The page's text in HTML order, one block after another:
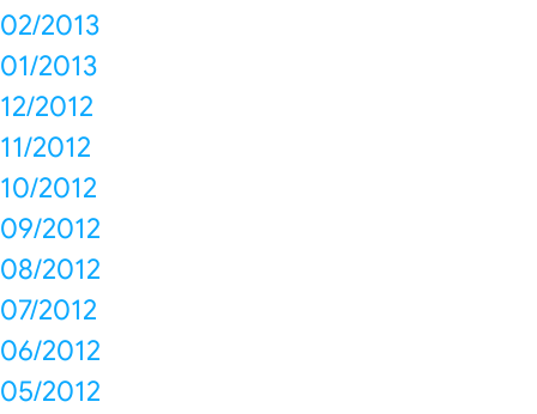
02/2013
01/2013
12/2012
11/2012
10/2012
09/2012
08/2012
07/2012
06/2012
05/2012